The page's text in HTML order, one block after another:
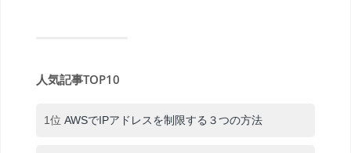
人気記事TOP10
1位 AWSでIPアドレスを制限する３つの方法